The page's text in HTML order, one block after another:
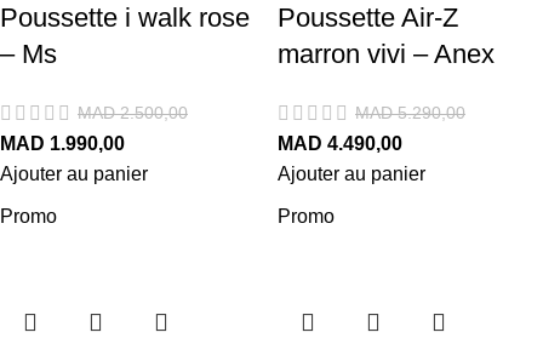
Poussette i walk rose
– Ms
MAD2.500,00
MAD 1.990,00
Ajouter au panier
Poussette Air-Z
marron vivi – Anex
MAD5.290,00
MAD 4.490,00
Ajouter au panier
Promo Promo